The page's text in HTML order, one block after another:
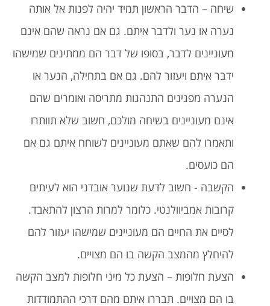
שיחה – הדבר הראשון תמיד יהיה לפנות אל אותה
נערה או נער ולדבר איתם. גם אם נראה שהם אינם
מעוניינים לדבר, בסופו של דבר הם ממתינים שמישהו
ידבר איתם ויעזור להם. גם אם בתחילה, הנער או
הנערה מפגינים התנהגות מתריסה ואומרים שהם
אינם מעוניינים בשיחה מולכם, חשוב שלא תוותרו
ותאמרו להם שאתם מעוניינים לשוחח איתם גם אם
הם כועסים.
הקשבה - חשוב לדעת שנוער אובדני הוא לעיתים
קרובות אמביוולנטי. כלומר למרות הרצון להתאבד.
לסיים את החיים הם מעוניינים שמישהו יעזור להם
להיחלץ מהמצב הקשה בו הם מצויים.
הצעת חלופות – הצעת כל מיני חלופות למצב הקשה
בו הם מצויים. תבררו איתם מהם דרכי ההתמודדות